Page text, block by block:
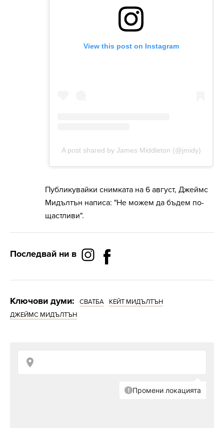
Публикувайки снимката на 6 август, Джеймс
Мидълтън написа: "Не можем да бъдем по-
щастливи".
Последвай ни в
Ключови думи: СВАТБА
КЕЙТ МИДЪЛТЪН
ДЖЕЙМС МИДЪЛТЪН